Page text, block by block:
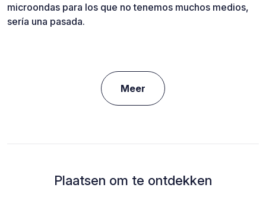
microondas para los que no tenemos muchos medios,
sería una pasada.
Meer
Plaatsen om te ontdekken